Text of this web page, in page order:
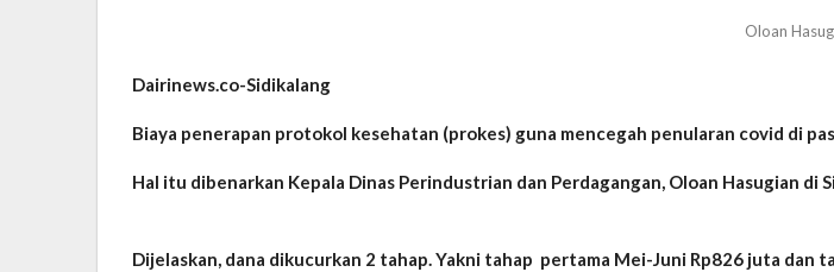
Oloan
Dairinews.co-Sidikalang
Biaya penerapan protokol kesehatan (prokes) guna mencegah penularan covid di
Hal itu dibenarkan Kepala Dinas Perindustrian dan Perdagangan, Oloan Hasugian di
Dijelaskan, dana dikucurkan 2 tahap. Yakni tahap pertama Mei-Juni Rp826 juta